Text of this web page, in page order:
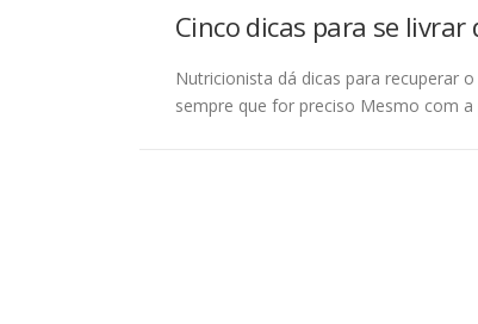
Cinco dicas para se livrar
Nutricionista dá dicas para recuperar
sempre que for preciso Mesmo com